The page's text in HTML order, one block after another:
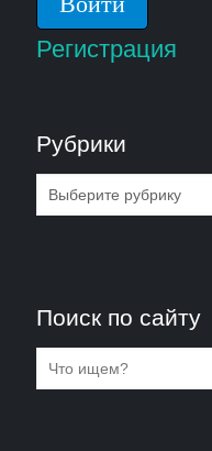
Регистрация
Рубрики
Рубрики
Поиск по сайту